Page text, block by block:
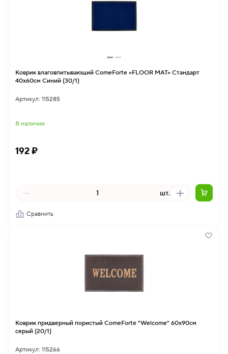
Коврик влаговпитывающий ComeForte «FLOOR MAT» Стандарт
40х60см Синий (30/1)
Артикул: 115285
В наличии
192 ₽
шт.
Сравнить
Коврик придверный пористый ComeForte "Welcome" 60х90см
серый (20/1)
Артикул: 115266